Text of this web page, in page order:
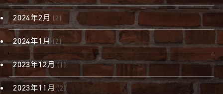
2024年2月 (2)
2024年1月 (2)
2023年12月(1)
2023年11月 (2)